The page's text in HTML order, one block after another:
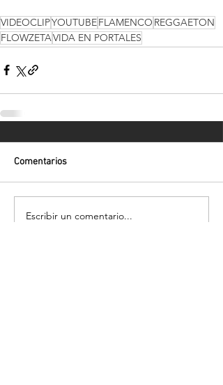
VIDEOCLIPYOUTUBEFLAMENCO REGGAETON
FLOWZETAVIDA EN PORTALES
Comentarios
Escribir un comentario...